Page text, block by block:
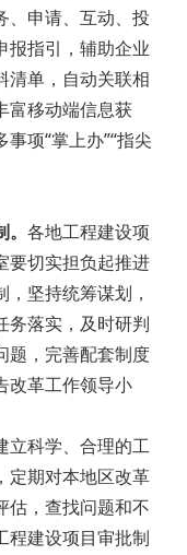
、申请、互动、投
报指引，辅助企业
清单，自动关联相
富移动端信息获
项“掌上办”“指尖
各地工程建设项
要切实担负起推进
坚持统筹谋划，
务落实，及时研判
题，完善配套制度
改革工作领导小
立科学、合理的工
定期对本地区改革
估，查找问题和不
程建设项目审批制